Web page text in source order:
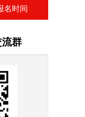
名时间
流群